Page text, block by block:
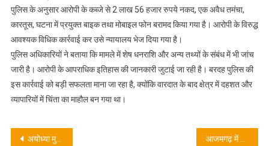
पुलिस के अनुसार आरोपी के कब्जे से 2 लाख 56 हजार रुपये नकद, एक अवैध तमंचा,
कारतूस, घटना में प्रयुक्त बाइक तथा मोबाइल फोन बरामद किया गया है। आरोपी के विरुद्ध
आवश्यक विधिक कार्रवाई कर उसे न्यायालय भेज दिया गया है।
पुलिस अधिकारियों ने बताया कि मामले में शेष धनराशि और अन्य तथ्यों के संबंध में भी जांच
जारी है। आरोपी के आपराधिक इतिहास की जानकारी जुटाई जा रही है। बरदह पुलिस की
इस कार्रवाई को बड़ी सफलता माना जा रहा है, क्योंकि वारदात के बाद क्षेत्र में दहशत और
व्यापारियों में चिंता का माहौल बन गया था।
Post
अयोध्या मुठभेड़: आजमगढ़ का एक लाख का इनामी बदमाश भानु प्रताप सिंह ढेर, कुल 1.65 लाख का इनामी, इलाज के दौरान हुई मौत